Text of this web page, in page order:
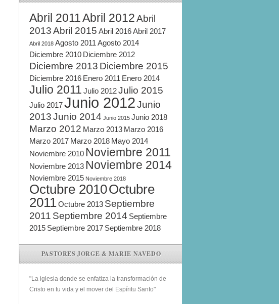
Abril 2011Abril 2012Abril
2013Abril 2015 Abril 2016Abril 2017
Abril 2018 Agosto 2011 Agosto 2014
Diciembre 2010 Diciembre 2012
Diciembre 2013 Diciembre 2015
Diciembre 2016 Enero 2011 Enero 2014
Julio 2011 Julio 2012Julio 2015
Julio 2017Junio 2012Junio
2013Junio 2014 Junio 2015 Junio 2018
Marzo 2012 Marzo 2013 Marzo 2016
Marzo 2017 Marzo 2018 Mayo 2014
Noviembre 2010 Noviembre 2011
Noviembre 2013 Noviembre 2014
Noviembre 2015 Noviembre 2018
Octubre 2010Octubre
2011Octubre 2013 Septiembre
2011 Septiembre 2014 Septiembre
2015 Septiembre 2017 Septiembre 2018
PASTORES JORGE & MARIE NAVEDO
"La iglesia donde se enfatiza la transformación de
Cristo en tu vida y el mover del Espíritu Santo"